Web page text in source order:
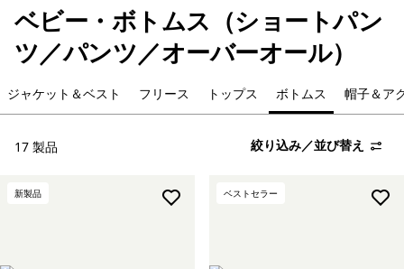
すべて見る
ベビー・ボトムス（ショートパン
ツ／パンツ／オーバーオール）
ジャケット＆ベスト フリース トップス ボトムス 帽子＆ア
17 製品 絞り込み／並び替え
新製品 ベストセラー